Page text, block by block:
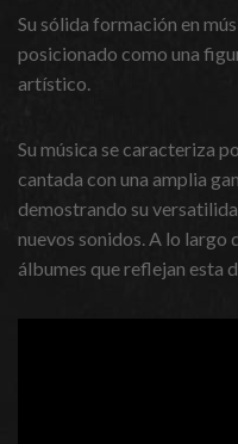
Su sólida formación en
posicionado como una
artístico.
Su música se caracteriza
cantada con una amplia
demostrando su
nuevos sonidos. A lo largo
álbumes que reflejan esta